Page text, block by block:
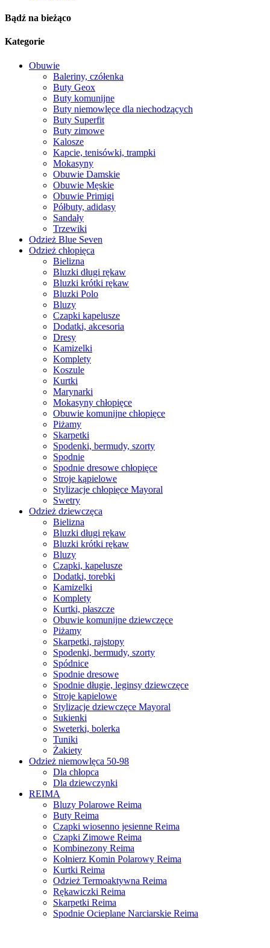
Bądź na bieżąco
Kategorie
Obuwie
Baleriny, czółenka
Buty Geox
Buty komunijne
Buty niemowlęce dla niechodzących
Buty Superfit
Buty zimowe
Kalosze
Kapcie, tenisówki, trampki
Mokasyny
Obuwie Damskie
Obuwie Męskie
Obuwie Primigi
Półbuty, adidasy
Sandały
Trzewiki
Odzież Blue Seven
Odzież chłopięca
Bielizna
Bluzki długi rękaw
Bluzki krótki rękaw
Bluzki Polo
Bluzy
Czapki kapelusze
Dodatki, akcesoria
Dresy
Kamizelki
Komplety
Koszule
Kurtki
Marynarki
Mokasyny chłopięce
Obuwie komunijne chłopięce
Piżamy
Skarpetki
Spodenki, bermudy, szorty
Spodnie
Spodnie dresowe chłopięce
Stroje kąpielowe
Stylizacje chłopięce Mayoral
Swetry
Odzież dziewczęca
Bielizna
Bluzki długi rękaw
Bluzki krótki rękaw
Bluzy
Czapki, kapelusze
Dodatki, torebki
Kamizelki
Komplety
Kurtki, płaszcze
Obuwie komunijne dziewczęce
Piżamy
Skarpetki, rajstopy
Spodenki, bermudy, szorty
Spódnice
Spodnie dresowe
Spodnie długie, leginsy dziewczęce
Stroje kąpielowe
Stylizacje dziewczęce Mayoral
Sukienki
Sweterki, bolerka
Tuniki
Żakiety
Odzież niemowlęca 50-98
Dla chłopca
Dla dziewczynki
REIMA
Bluzy Polarowe Reima
Buty Reima
Czapki wiosenno jesienne Reima
Czapki Zimowe Reima
Kombinezony Reima
Kołnierz Komin Polarowy Reima
Kurtki Reima
Odzież Termoaktywna Reima
Rękawiczki Reima
Skarpetki Reima
Spodnie Ocieplane Narciarskie Reima